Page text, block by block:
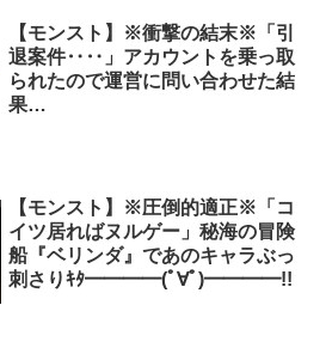
【モンスト】※衝撃の結末※「引
退案件‥‥」アカウントを乗っ取
られたので運営に問い合わせた結
果…
【モンスト】※圧倒的適正※「コ
イツ居ればヌルゲー」秘海の冒険
船『ベリンダ』であのキャラぶっ
刺さりｷﾀ━━━━(ﾟ∀ﾟ)━━━━!!